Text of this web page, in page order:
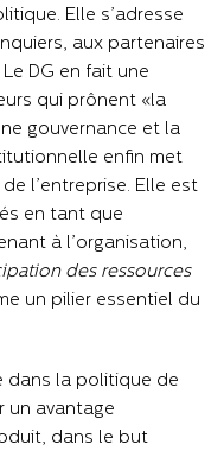
Elle s’adresse
aux partenaires
DG en fait une
qui prônent «la
gouvernance et la
enfin met
l’entreprise. Elle est
en tant que
à l’organisation,
des ressources
un pilier essentiel du
dans la politique de
un avantage
dans le but